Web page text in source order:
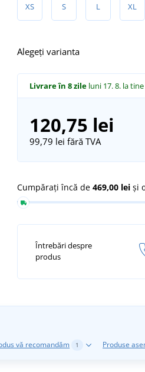
XS S L XL
Alegeți varianta
Livrare în 8 zile luni 17. 8. la tine
120,75 lei
99,79 lei fără TVA
Cumpărați încă de 469,00 lei și
Întrebări despre
produs
vă recomandăm 1 Produse